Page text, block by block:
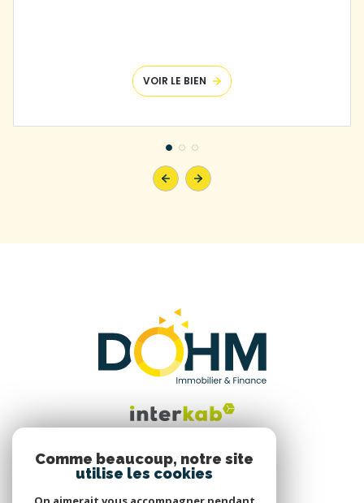
VOIR LE BIEN
Nous suivre
Comme beaucoup, notre site
utilise les cookies